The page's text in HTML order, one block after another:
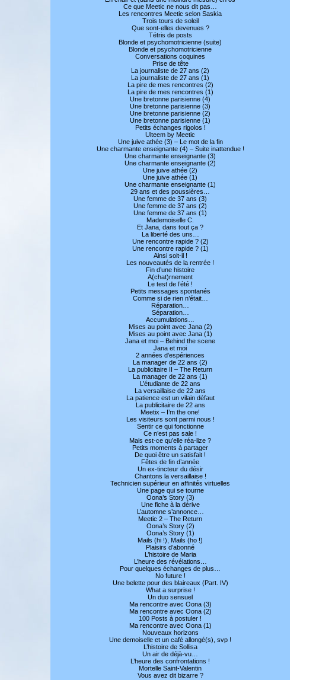
Ce que Meetic ne nous dit pas…
Les rencontres Meetic selon Saskia
Trois tours de soleil
Que sont-elles devenues ?
Tétris de posts
Blonde et psychomotricienne (suite)
Blonde et psychomotricienne
Conversations coquines
Prise de tête
La journaliste de 27 ans (2)
La journaliste de 27 ans (1)
La pire de mes rencontres (2)
La pire de mes rencontres (1)
Une bretonne parisienne (4)
Une bretonne parisienne (3)
Une bretonne parisienne (2)
Une bretonne parisienne (1)
Petits échanges rigolos !
Ulteem by Meetic
Une juive athée (3) – Le mot de la fin
Une charmante enseignante (4) – Suite inattendue !
Une charmante enseignante (3)
Une charmante enseignante (2)
Une juive athée (2)
Une juive athée (1)
Une charmante enseignante (1)
29 ans et des poussières…
Une femme de 37 ans (3)
Une femme de 37 ans (2)
Une femme de 37 ans (1)
Mademoiselle C.
Et Jana, dans tout ça ?
La liberté des uns…
Une rencontre rapide ? (2)
Une rencontre rapide ? (1)
Ainsi soit-il !
Les nouveautés de la rentrée !
Fin d’une histoire
A(chat)rnement
Le test de l’été !
Petits messages spontanés
Comme si de rien n’était…
Réparation…
Séparation…
Accumulations…
Mises au point avec Jana (2)
Mises au point avec Jana (1)
Jana et moi – Behind the scene
Jana et moi
2 années d’espériences
La manager de 22 ans (2)
La publicitaire II – The Return
La manager de 22 ans (1)
L’étudiante de 22 ans
La versaillaise de 22 ans
La patience est un vilain défaut
La publicitaire de 22 ans
Meetix – I’m the one!
Les visiteurs sont parmi nous !
Sentir ce qui fonctionne
Ce n’est pas sale !
Mais est-ce qu’elle réa-lize ?
Petits moments à partager
De quoi être un satisfait !
Fêtes de fin d’année
Un ex-tincteur du désir
Chantons la versaillaise !
Technicien supérieur en affinités virtuelles
Une page qui se tourne
Oona’s Story (3)
Une fiche à la dérive
L’automne s’annonce…
Meetic 2 – The Return
Oona’s Story (2)
Oona’s Story (1)
Mails (hi !), Mails (ho !)
Plaisirs d’abonné
L’histoire de Maria
L’heure des révélations…
Pour quelques échanges de plus…
No future !
Une belette pour des blaireaux (Part. IV)
What a surprise !
Un duo sensuel
Ma rencontre avec Oona (3)
Ma rencontre avec Oona (2)
100 Posts à postuler !
Ma rencontre avec Oona (1)
Nouveaux horizons
Une demoiselle et un café allongé(s), svp !
L’histoire de Sollisa
Un air de déjà-vu…
L’heure des confrontations !
Mortelle Saint-Valentin
Vous avez dit bizarre ?